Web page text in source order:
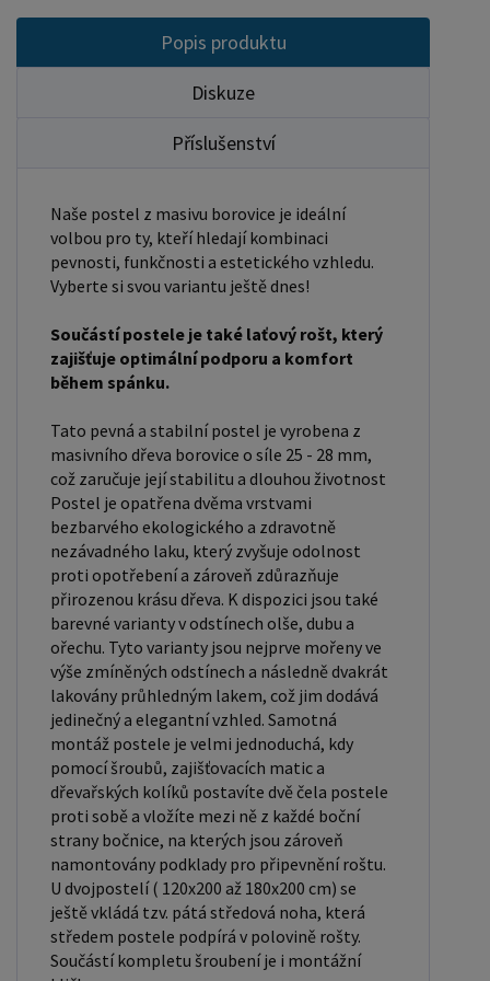
velikost otvoru pro matraci, resp. rozměr matrace.
Na postele poskytujeme dvouletou záruku.
Doporučujeme k tomuto produktu dokoupit:
polštáře, chrániče, toppery - nakupujte - ZDE
Rozměry postele: Rozměry postele jsou klíčové
pro pohodlí a funkčnost ložnice. Výška postele by
měla být taková, abyste mohli snadno vstávat a
lehat. Rozměry postele mohou ovlivnit celkový
vzhled a funkčnost vaší ložnice. V naší nabídce
naleznete i postele zvýšené. To je obzvláště
pohyblivostí. Rozměry postele 80x200 cm a
90x200 cm jsou obecně považovány za standardní
pro jednolůžko. Tyto rozměry postele jsou ideální
pro jednotlivce a najdou uplatnění v ložnici,
studentském pokoji, pokoji pro hosty a dalších
pokojích. Námi nabízené postele, lze doplnit
matrací, nočními stolky, komodou, skříní i úložným
prostorem. Postele o rozměru 120x200 cm a
140x200 cm jsou považovány za velmi komfortní
jednolůžka. Tento rozměr postele je ideální pro
jednotlivce, kteří hledají více prostoru než
standardní jednolůžko nabízí. Rozměry postele
160x200 cm a 180x200 cm jsou považovány za
standardní pro dvoulůžkovou postel. Před
nákupem postele se ujistěte, že máte dostatek
místa ve své ložnici. Materiál postele: Masiv
borovice je typ dřeva, který je známý svou dobrou
pevností a dlouhou trvanlivostí. Borovicové dřevo
se řadí mezi měkké dřeviny. Je o malinko tvrdší
Popis produktu
Diskuze
Příslušenství
Naše postel z masivu borovice je ideální
volbou pro ty, kteří hledají kombinaci
pevnosti, funkčnosti a estetického vzhledu.
Vyberte si svou variantu ještě dnes!
Součástí postele je také laťový rošt, který
zajišťuje optimální podporu a komfort
během spánku.
Tato pevná a stabilní postel je vyrobena z
masivního dřeva borovice o síle 25 - 28 mm,
což zaručuje její stabilitu a dlouhou životnost
Postel je opatřena dvěma vrstvami
bezbarvého ekologického a zdravotně
nezávadného laku, který zvyšuje odolnost
proti opotřebení a zároveň zdůrazňuje
přirozenou krásu dřeva. K dispozici jsou také
barevné varianty v odstínech olše, dubu a
ořechu. Tyto varianty jsou nejprve mořeny ve
výše zmíněných odstínech a následně dvakrát
lakovány průhledným lakem, což jim dodává
jedinečný a elegantní vzhled. Samotná
montáž postele je velmi jednoduchá, kdy
pomocí šroubů, zajišťovacích matic a
dřevařských kolíků postavíte dvě čela postele
proti sobě a vložíte mezi ně z každé boční
strany bočnice, na kterých jsou zároveň
namontovány podklady pro připevnění roštu.
U dvojpostelí ( 120x200 až 180x200 cm) se
ještě vkládá tzv. pátá středová noha, která
středem postele podpírá v polovině rošty.
Součástí kompletu šroubení je i montážní